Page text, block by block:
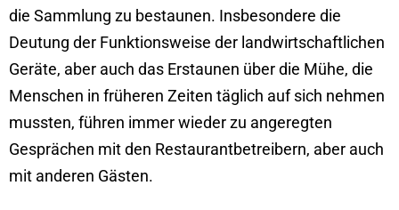
die Sammlung zu bestaunen. Insbesondere die
Deutung der Funktionsweise der landwirtschaftlichen
Geräte, aber auch das Erstaunen über die Mühe, die
Menschen in früheren Zeiten täglich auf sich nehmen
mussten, führen immer wieder zu angeregten
Gesprächen mit den Restaurantbetreibern, aber auch
mit anderen Gästen.